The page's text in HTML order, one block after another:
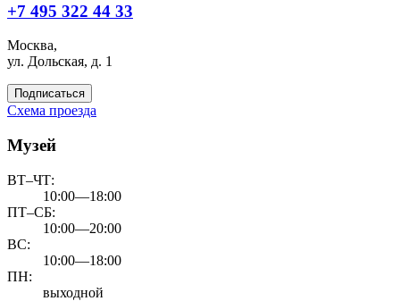
+7 495 322 44 33
Москва,
ул. Дольская, д. 1
Подписаться
Схема проезда
Музей
ВТ–ЧТ:
10:00—18:00
ПТ–СБ:
10:00—20:00
ВС:
10:00—18:00
ПН:
выходной